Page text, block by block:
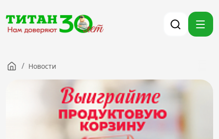
Компания
Партнерам
Тендеры
Вакансии
/ Новости